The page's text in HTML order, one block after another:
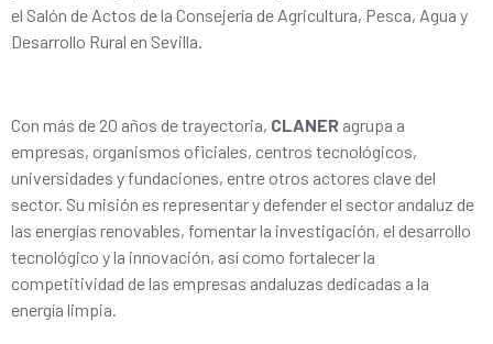
el Salón de Actos de la Consejería de Agricultura, Pesca, Agua y
Desarrollo Rural en Sevilla.
Con más de 20 años de trayectoria, CLANER agrupa a
empresas, organismos oficiales, centros tecnológicos,
universidades y fundaciones, entre otros actores clave del
sector. Su misión es representar y defender el sector andaluz de
las energías renovables, fomentar la investigación, el desarrollo
tecnológico y la innovación, así como fortalecer la
competitividad de las empresas andaluzas dedicadas a la
energía limpia.